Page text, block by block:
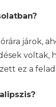
járok,
voltak,
ez a